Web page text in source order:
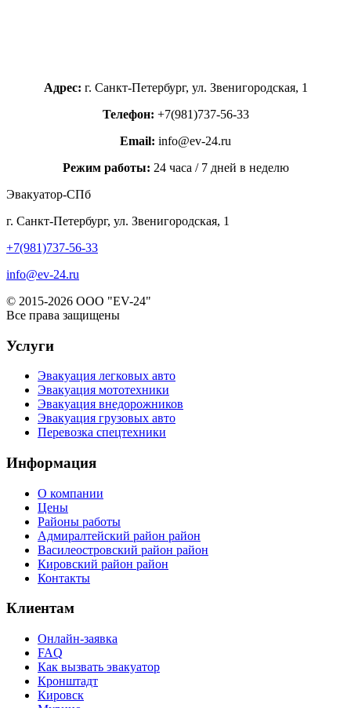
Адрес: г. Санкт-Петербург, ул. Звенигородская, 1
Телефон: +7(981)737-56-33
Email: info@ev-24.ru
Режим работы: 24 часа / 7 дней в неделю
Эвакуатор-СПб
г. Санкт-Петербург, ул. Звенигородская, 1
+7(981)737-56-33
info@ev-24.ru
© 2015-2026 ООО "EV-24"
Все права защищены
Услуги
Эвакуация легковых авто
Эвакуация мототехники
Эвакуация внедорожников
Эвакуация грузовых авто
Перевозка спецтехники
Информация
О компании
Цены
Районы работы
Адмиралтейский район район
Василеостровский район район
Кировский район район
Контакты
Клиентам
Онлайн-заявка
FAQ
Как вызвать эвакуатор
Кронштадт
Кировск